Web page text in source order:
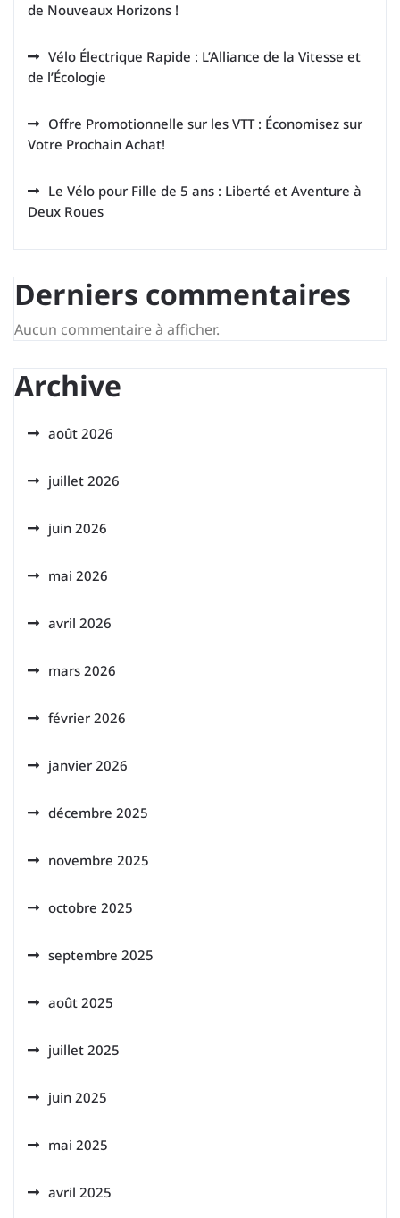
de Nouveaux Horizons !
Vélo Électrique Rapide : L’Alliance de la Vitesse et
de l’Écologie
Offre Promotionnelle sur les VTT : Économisez sur
Votre Prochain Achat!
Le Vélo pour Fille de 5 ans : Liberté et Aventure à
Deux Roues
Derniers commentaires
Aucun commentaire à afficher.
Archive
août 2026
juillet 2026
juin 2026
mai 2026
avril 2026
mars 2026
février 2026
janvier 2026
décembre 2025
novembre 2025
octobre 2025
septembre 2025
août 2025
juillet 2025
juin 2025
mai 2025
avril 2025